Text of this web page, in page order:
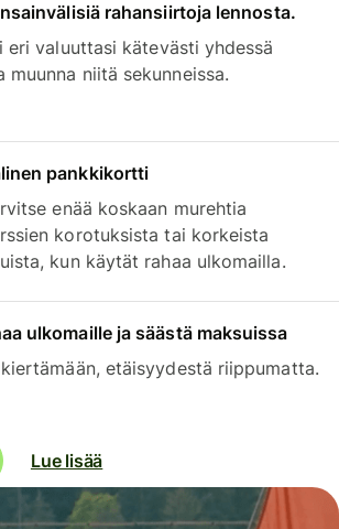
rahansiirtoja lennosta.
eri valuuttasi kätevästi yhdessä
muunna niitä sekunneissa.
pankkikortti
enää koskaan murehtia
korotuksista tai korkeista
kun käytät rahaa ulkomailla.
ulkomaille ja säästä maksuissa
etäisyydestä riippumatta.
Lue lisää